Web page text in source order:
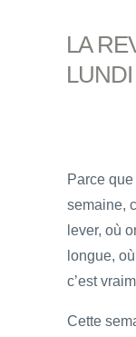
LA
LUNDI
Parce
semaine,
lever, où
longue,
c’est
Cette